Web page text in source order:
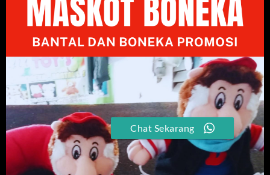
Chat Sekarang